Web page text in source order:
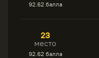
92.62 балла
23
место
92.62 балла